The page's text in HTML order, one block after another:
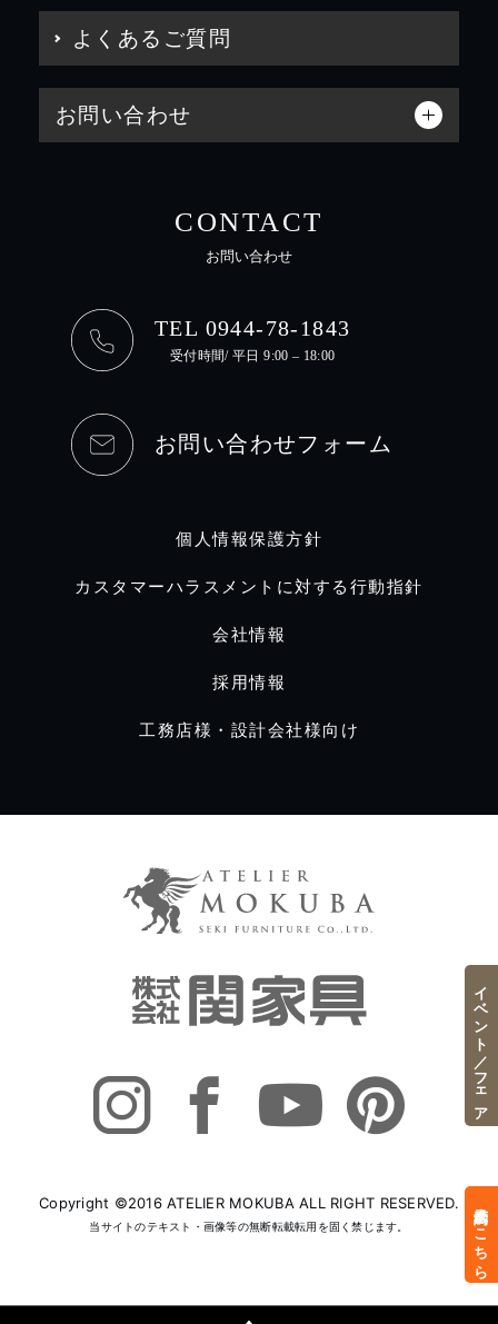
よくあるご質問
お問い合わせ
CONTACT
お問い合わせ
TEL 0944-78-1843
受付時間/ 平日 9:00 – 18:00
お問い合わせフォーム
個人情報保護方針
カスタマーハラスメントに対する行動指針
会社情報
採用情報
工務店様・設計会社様向け
Copyright ©2016 ATELIER MOKUBA ALL RIGHT RESERVED.
当サイトのテキスト・画像等の無断転載転用を固く禁じます。 来店予約はこちら
イベント／フェア